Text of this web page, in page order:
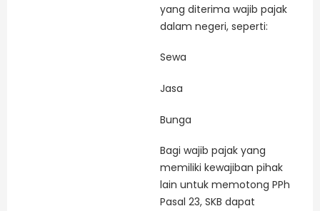
yang diterima wajib pajak
dalam negeri, seperti:
Sewa
Jasa
Bunga
Bagi wajib pajak yang
memiliki kewajiban pihak
lain untuk memotong PPh
Pasal 23, SKB dapat